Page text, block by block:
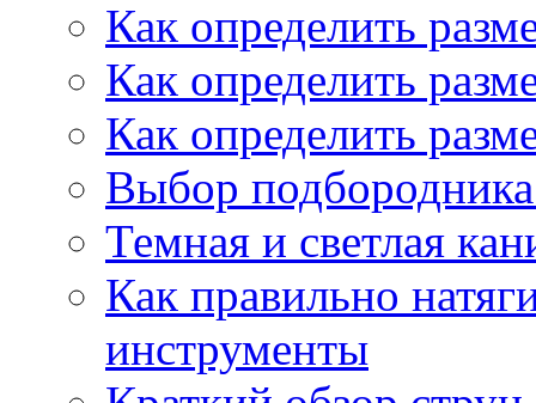
Как определить
Как определить
Как определить
Выбор
Темная и светлая
Как правильно
инструменты